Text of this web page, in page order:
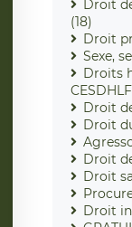
Droit
(18)
Droit
Sexe,
Droits
Droit
Droit
Droit
Droit
Droit